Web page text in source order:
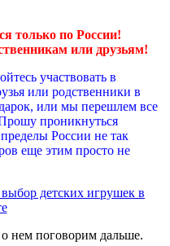
только по России!
или друзьям!
участвовать в
или родственники в
или мы перешлем все
проникнуться
России не так
еще этим просто не
нем поговорим дальше.